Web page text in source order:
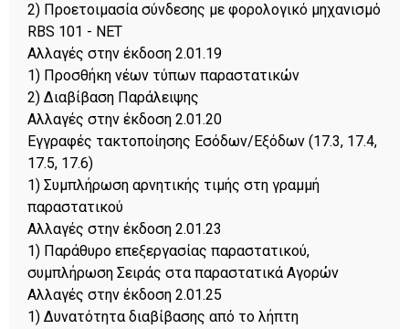
2) Προετοιμασία σύνδεσης με φορολογικό μηχανισμό
RBS 101 - NET
Αλλαγές στην έκδοση 2.01.19
1) Προσθήκη νέων τύπων παραστατικών
2) Διαβίβαση Παράλειψης
Αλλαγές στην έκδοση 2.01.20
Εγγραφές τακτοποίησης Εσόδων/Εξόδων (17.3, 17.4,
17.5, 17.6)
1) Συμπλήρωση αρνητικής τιμής στη γραμμή
παραστατικού
Αλλαγές στην έκδοση 2.01.23
1) Παράθυρο επεξεργασίας παραστατικού,
συμπλήρωση Σειράς στα παραστατικά Αγορών
Αλλαγές στην έκδοση 2.01.25
1) Δυνατότητα διαβίβασης από το λήπτη